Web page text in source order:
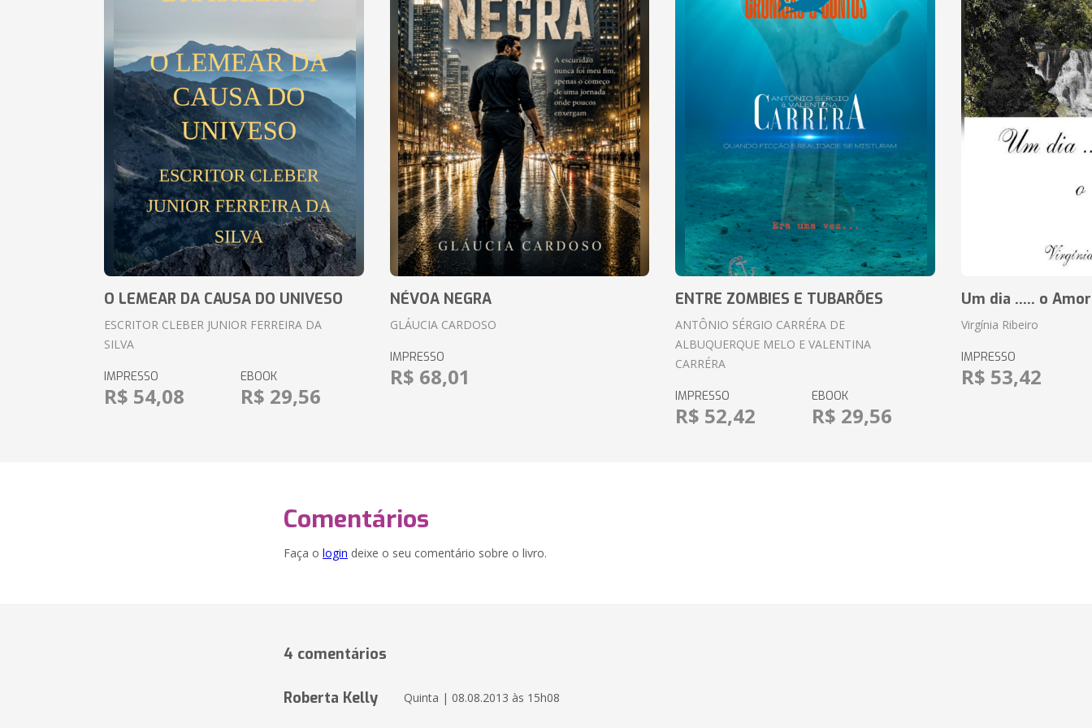
O LEMEAR DA CAUSA DO UNIVESO
ESCRITOR CLEBER JUNIOR FERREIRA DA
SILVA
IMPRESSO
R$ 54,08
EBOOK
R$ 29,56
NÉVOA NEGRA
GLÁUCIA CARDOSO
IMPRESSO
R$ 68,01
ENTRE ZOMBIES E TUBARÕES
ANTÔNIO SÉRGIO CARRÉRA DE
ALBUQUERQUE MELO E VALENTINA
CARRÉRA
IMPRESSO
R$ 52,42
EBOOK
R$ 29,56
Um dia ..... o Amor
Virgínia Ribeiro
IMPRESSO
R$ 53,42
Comentários
Faça o login deixe o seu comentário sobre o livro.
4 comentários
Roberta Kelly Quinta | 08.08.2013 às 15h08